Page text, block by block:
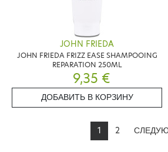
JOHN FRIEDA
JOHN FRIEDA FRIZZ EASE SHAMPOOING
REPARATION 250ML
9,35 €
ДОБАВИТЬ В КОРЗИНУ
1 2